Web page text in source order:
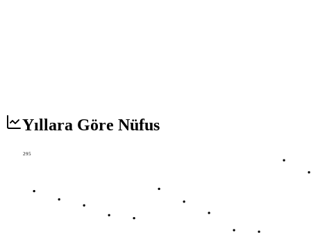
Yıllara Göre Nüfus
295